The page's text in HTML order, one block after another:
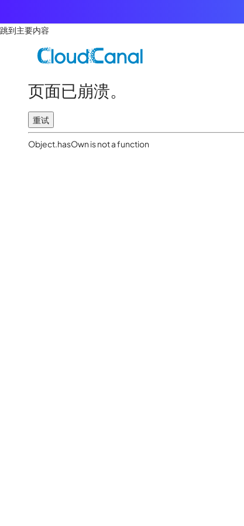
跳到主要内容
页面已崩溃。
重试
Object.hasOwn is not a function